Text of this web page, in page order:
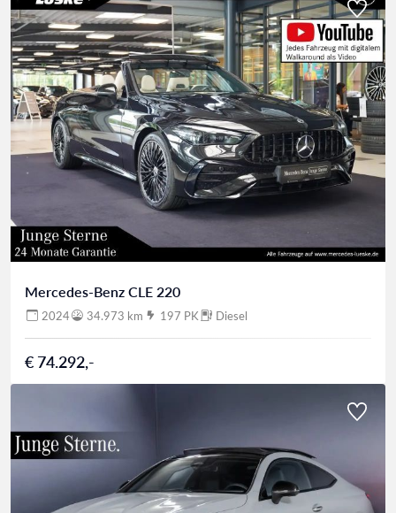
Mercedes-Benz CLE 220
2024 34.973 km 197 PK Diesel
€ 74.292,-